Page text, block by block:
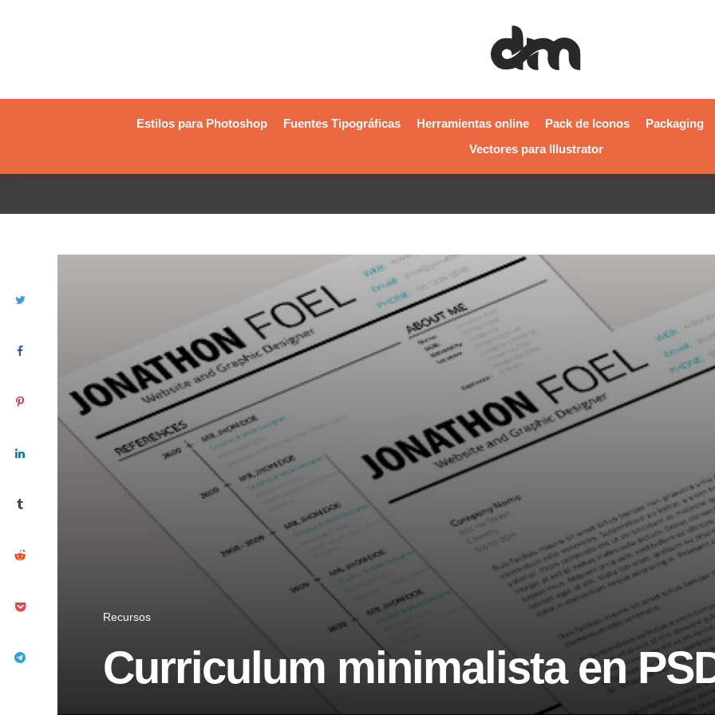
Estilos para Photoshop Fuentes Tipográficas Herramientas online Pack de Iconos
Packaging
Vectores para Illustrator
Recursos
Curriculum minimalista en